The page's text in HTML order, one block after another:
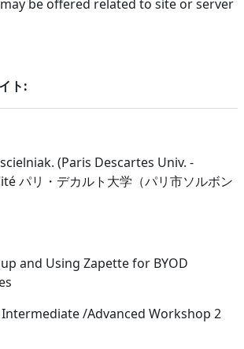
be offered related to site or server
ト:
(Paris Descartes Univ. -
パリ・デカルト大学（パリ市ソルボン
and Using Zapette for BYOD
/Advanced Workshop 2